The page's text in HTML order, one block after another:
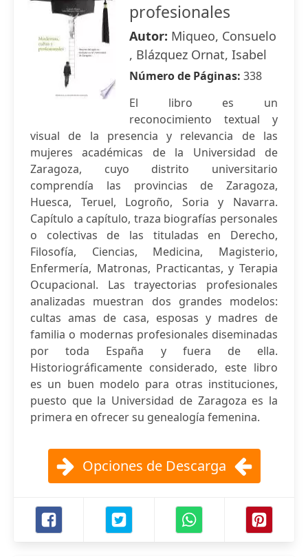
profesionales
Autor: Miqueo, Consuelo
, Blázquez Ornat, Isabel
Número de Páginas: 338
El libro es un
reconocimiento textual y
visual de la presencia y relevancia de las
mujeres académicas de la Universidad de
Zaragoza, cuyo distrito universitario
comprendía las provincias de Zaragoza,
Huesca, Teruel, Logroño, Soria y Navarra.
Capítulo a capítulo, traza biografías personales
o colectivas de las tituladas en Derecho,
Filosofía, Ciencias, Medicina, Magisterio,
Enfermería, Matronas, Practicantas, y Terapia
Ocupacional. Las trayectorias profesionales
analizadas muestran dos grandes modelos:
cultas amas de casa, esposas y madres de
familia o modernas profesionales diseminadas
por toda España y fuera de ella.
Historiográficamente considerado, este libro
es un buen modelo para otras instituciones,
puesto que la Universidad de Zaragoza es la
primera en ofrecer su genealogía femenina.
Opciones de Descarga